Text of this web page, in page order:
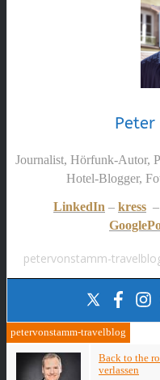
Peter
Journalist, Hörfunk-Autor,
Hotel-Blogger,
LinkedIn – kress –
petervonstamm-
petervonstamm-travelblog
Back to the
verlassen